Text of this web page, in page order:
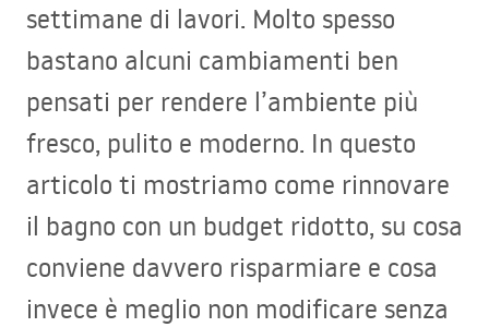
settimane di lavori. Molto spesso
bastano alcuni cambiamenti ben
pensati per rendere l’ambiente più
fresco, pulito e moderno. In questo
articolo ti mostriamo come rinnovare
il bagno con un budget ridotto, su cosa
conviene davvero risparmiare e cosa
invece è meglio non modificare senza